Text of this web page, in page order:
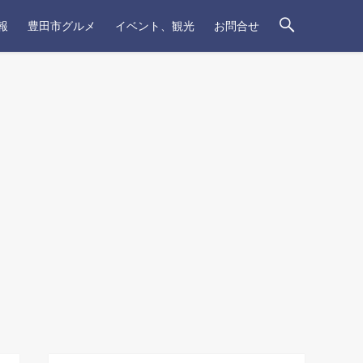
豊田市グルメ イベント、観光 お問合せ